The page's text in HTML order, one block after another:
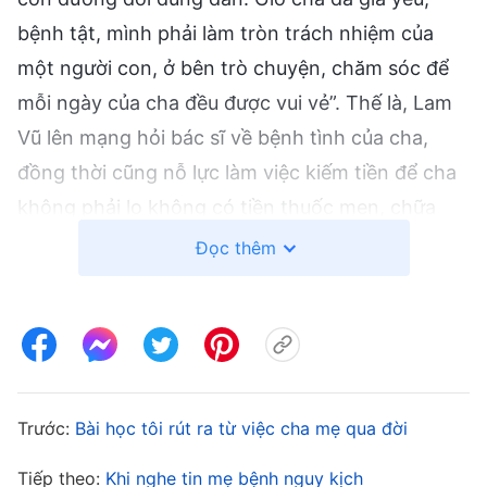
bệnh tật, mình phải làm tròn trách nhiệm của
một người con, ở bên trò chuyện, chăm sóc để
mỗi ngày của cha đều được vui vẻ”. Thế là, Lam
Vũ lên mạng hỏi bác sĩ về bệnh tình của cha,
đồng thời cũng nỗ lực làm việc kiếm tiền để cha
không phải lo không có tiền thuốc men, chữa
bệnh. Lam Vũ thực sự muốn dành nhiều thời gian
ở nhà thì có thể bị cảnh sát đến sách nhiễu bất
cứ lúc nào và không thể thực hiện bổn phận,
Đọc thêm
Trước: Bài học tôi rút ra từ việc cha mẹ qua đời
Tiếp theo: Khi nghe tin mẹ bệnh nguy kịch